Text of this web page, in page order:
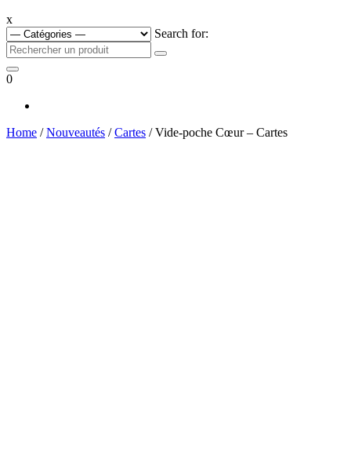
x
Search for:
0
Home /Nouveautés /Cartes / Vide-poche Cœur – Cartes